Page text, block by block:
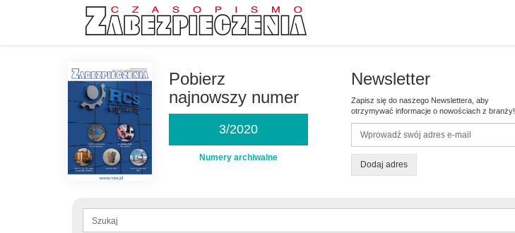
Pobierz
najnowszy numer
3/2020
Numery archiwalne
Newsletter
Zapisz się do naszego Newslettera, aby
otrzymywać informacje o nowościach z branży!
Dodaj adres
Formularz